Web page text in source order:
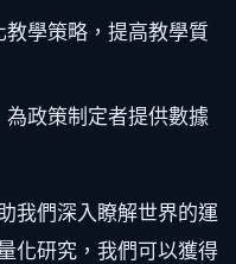
學策略，提高教學質
政策制定者提供數據
我們深入瞭解世界的運
化研究，我們可以獲得